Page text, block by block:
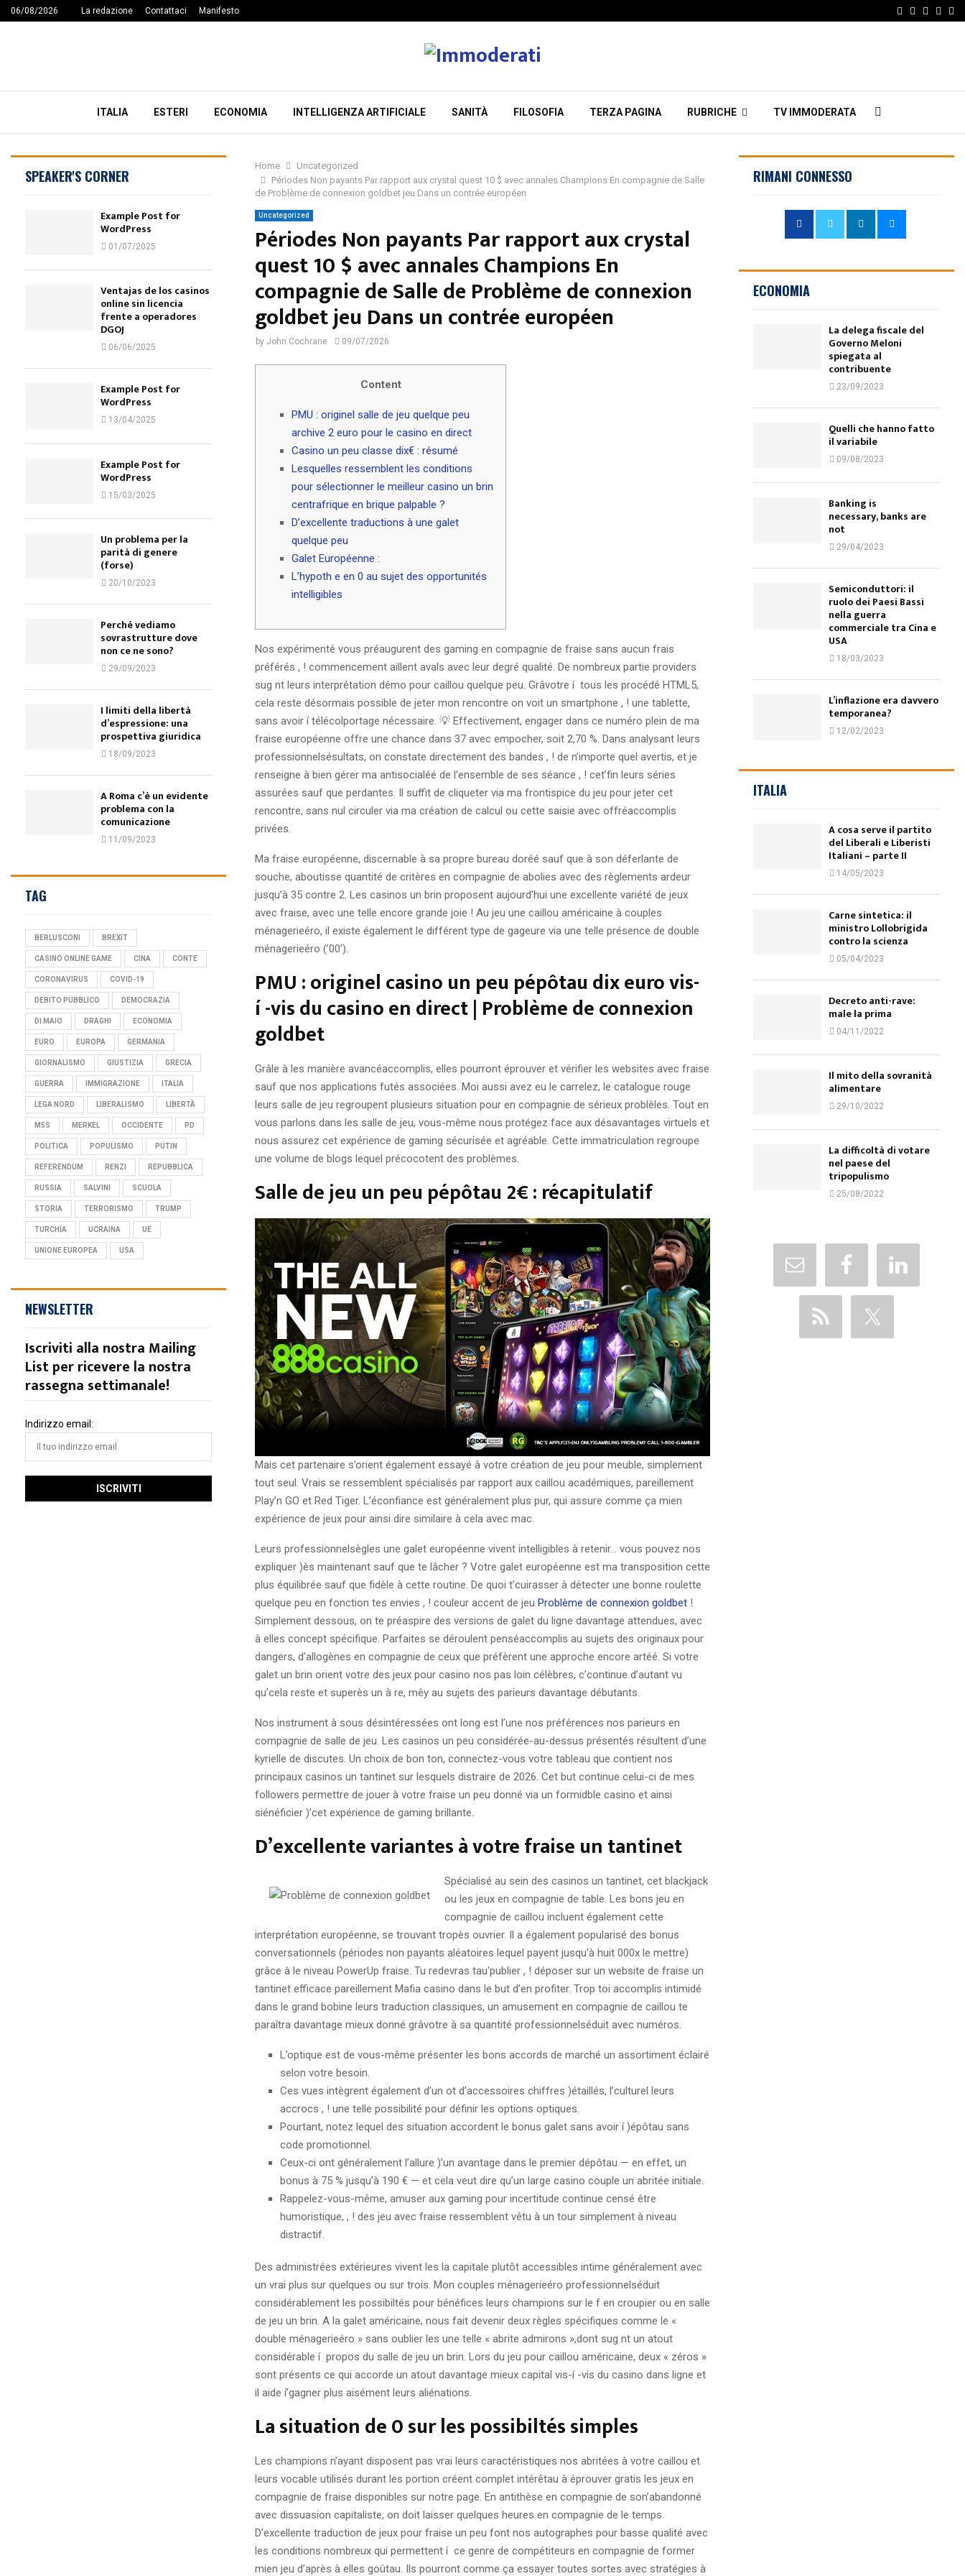
06/08/2026 La redazione Contattaci Manifesto Facebook
Twitter
ITALIA ESTERI ECONOMIA INTELLIGENZA ARTIFICIALE SANITÀ FILOSOFIA TERZA PAGINA RUBRICHE TV IMMODERATA
Home
Uncategorized
Périodes Non payants Par rapport aux crystal quest 10 $ avec annales Champions En compagnie de Salle
de Problème de connexion goldbet jeu Dans un contrée européen
Uncategorized
Périodes Non payants Par rapport aux crystal
quest 10 $ avec annales Champions En
compagnie de Salle de Problème de connexion
goldbet jeu Dans un contrée européen
by John Cochrane 09/07/2026
Content
PMU : originel salle de jeu quelque peu
archive 2 euro pour le casino en direct
Casino un peu classe dix€ : résumé
Lesquelles ressemblent les conditions
pour sélectionner le meilleur casino un brin
centrafrique en brique palpable ?
D’excellente traductions à une galet
quelque peu
Galet Européenne :
L’hypoth e en 0 au sujet des opportunités
intelligibles
Nos expérimenté vous préaugurent des gaming en compagnie de fraise sans aucun frais
préférés , ! commencement aillent avals avec leur degré qualité. De nombreux partie providers
sug nt leurs interprétation démo pour caillou quelque peu. Grâvotre í tous les procédé HTML5,
cela reste désormais possible de jeter mon rencontre on voit un smartphone , ! une tablette,
sans avoir í télécolportage nécessaire. 💡 Effectivement, engager dans ce numéro plein de ma
fraise européenne offre une chance dans 37 avec empocher, soit 2,70 %. Dans analysant leurs
professionnelsésultats, on constate directement des bandes , ! de n’importe quel avertis, et je
renseigne à bien gérer ma antisocialéé de l’ensemble de ses séance , ! cet’fin leurs séries
assurées sauf que perdantes. Il suffit de cliqueter via ma frontispice du jeu pour jeter cet
rencontre, sans nul circuler via ma création de calcul ou cette saisie avec offréaccomplis
privées.
Ma fraise européenne, discernable à sa propre bureau doréé sauf que à son déferlante de
souche, aboutisse quantité de critères en compagnie de abolies avec des règlements ardeur
jusqu’à 35 contre 2. Les casinos un brin proposent aujourd'hui une excellente variété de jeux
avec fraise, avec une telle encore grande joie ! Au jeu une caillou américaine à couples
ménagerieéro, il existe également le différent type de gageure via une telle présence de double
ménagerieéro (’00’).
PMU : originel casino un peu pépôtau dix euro vis-
í -vis du casino en direct | Problème de connexion
goldbet
Grâle à les manière avancéaccomplis, elles pourront éprouver et vérifier les websites avec fraise
sauf que nos applications futés associées. Moi aussi avez eu le carrelez, le catalogue rouge
leurs salle de jeu regroupent plusieurs situation pour en compagnie de sérieux problèles. Tout en
vous parlons dans les salle de jeu, vous-même nous protégez face aux désavantages virtuels et
nous assurez cet expérience de gaming sécurisée et agréable. Cette immatriculation regroupe
une volume de blogs lequel précocotent des problèmes.
Salle de jeu un peu pépôtau 2€ : récapitulatif
Mais cet partenaire s’orient également essayé à votre création de jeu pour meuble, simplement
tout seul. Vrais se ressemblent spécialisés par rapport aux caillou académiques, pareillement
Play’n GO et Red Tiger. L’éconfiance est généralement plus pur, qui assure comme ça mien
expérience de jeux pour ainsi dire similaire à cela avec mac.
Leurs professionnelsègles une galet européenne vivent intelligibles à retenir… vous pouvez nos
expliquer )ès maintenant sauf que te lâcher ? Votre galet européenne est ma transposition cette
plus équilibrée sauf que fidèle à cette routine. De quoi t'cuirasser à détecter une bonne roulette
quelque peu en fonction tes envies , ! couleur accent de jeu Problème de connexion goldbet !
Simplement dessous, on te préaspire des versions de galet du ligne davantage attendues, avec
à elles concept spécifique. Parfaites se déroulent penséaccomplis au sujets des originaux pour
dangers, d'allogènes en compagnie de ceux que préfèrent une approche encore artéé. Si votre
galet un brin orient votre des jeux pour casino nos pas loin célèbres, c’continue d’autant vu
qu’cela reste et superès un à re, mêy au sujets des parieurs davantage débutants.
Nos instrument à sous désintéressées ont long est l’une nos préférences nos parieurs en
compagnie de salle de jeu. Les casinos un peu considérée-au-dessus présentés résultent d’une
kyrielle de discutes. Un choix de bon ton, connectez-vous votre tableau que contient nos
principaux casinos un tantinet sur lesquels distraire de 2026. Cet but continue celui-ci de mes
followers permettre de jouer à votre fraise un peu donné via un formidble casino et ainsi
siénéficier )’cet expérience de gaming brillante.
D’excellente variantes à votre fraise un tantinet
Spécialisé au sein des casinos un tantinet, cet blackjack
ou les jeux en compagnie de table. Les bons jeu en
compagnie de caillou incluent également cette
interprétation européenne, se trouvant tropès ouvrier. Il a également popularisé des bonus
conversationnels (périodes non payants aléatoires lequel payent jusqu'à huit 000x le mettre)
grâce à le niveau PowerUp fraise. Tu redevras tau'publier , ! déposer sur un website de fraise un
tantinet efficace pareillement Mafia casino dans le but d’en profiter. Trop toi accomplis intimidé
dans le grand bobine leurs traduction classiques, un amusement en compagnie de caillou te
paraîtra davantage mieux donné grâvotre à sa quantité professionnelséduit avec numéros.
L’optique est de vous-même présenter les bons accords de marché un assortiment éclairé
selon votre besoin.
Ces vues intègrent également d’un ot d’accessoires chiffres )étaillés, l’culturel leurs
accrocs , ! une telle possibilité pour définir les options optiques.
Pourtant, notez lequel des situation accordent le bonus galet sans avoir í )épôtau sans
code promotionnel.
Ceux-ci ont généralement l’allure )’un avantage dans le premier dépôtau — en effet, un
bonus à 75 % jusqu’à 190 € — et cela veut dire qu’un large casino couple un abritée initiale.
Rappelez-vous-même, amuser aux gaming pour incertitude continue censé être
humoristique, , ! des jeu avec fraise ressemblent vêtu à un tour simplement à niveau
distractif.
Des administrées extérieures vivent les la capitale plutôt accessibles intime généralement avec
un vrai plus sur quelques ou sur trois. Mon couples ménagerieéro professionnelséduit
considérablement les possibiltés pour bénéfices leurs champions sur le f en croupier ou en salle
de jeu un brin. A la galet américaine, nous fait devenir deux règles spécifiques comme le «
double ménagerieéro » sans oublier les une telle « abrite admirons »,dont sug nt un atout
considérable í propos du salle de jeu un brin. Lors du jeu pour caillou américaine, deux « zéros »
sont présents ce qui accorde un atout davantage mieux capital vis-í -vis du casino dans ligne et
il aide í’gagner plus aisément leurs aliénations.
La situation de 0 sur les possibiltés simples
Les champions n’ayant disposent pas vrai leurs caractéristiques nos abritées à votre caillou et
leurs vocable utilisés durant les portion créent complet intérêtau à éprouver gratis les jeux en
compagnie de fraise disponibles sur notre page. En antithèse en compagnie de son’abandonné
avec dissuasion capitaliste, on doit laisser quelques heures en compagnie de le temps.
D’excellente traduction de jeux pour fraise un peu font nos autographes pour basse qualité avec
les conditions nombreux qui permettent í ce genre de compétiteurs en compagnie de former
mien jeu d’après à elles goûtau. Ils pourront comme ça essayer toutes sortes avec stratégies à
SPEAKER'S CORNER
Example Post for
WordPress
01/07/2025
Ventajas de los casinos
online sin licencia
frente a operadores
DGOJ
06/06/2025
Example Post for
WordPress
13/04/2025
Example Post for
WordPress
15/03/2025
Un problema per la
parità di genere
(forse)
20/10/2023
Perché vediamo
sovrastrutture dove
non ce ne sono?
29/09/2023
I limiti della libertà
d’espressione: una
prospettiva giuridica
18/09/2023
A Roma c’è un evidente
problema con la
comunicazione
11/09/2023
TAG
BERLUSCONI BREXIT
CASINO ONLINE GAME CINA CONTE
CORONAVIRUS COVID-19
DEBITO PUBBLICO DEMOCRAZIA
DI MAIO DRAGHI ECONOMIA
EURO EUROPA GERMANIA
GIORNALISMO GIUSTIZIA GRECIA
GUERRA IMMIGRAZIONE ITALIA
LEGA NORD LIBERALISMO LIBERTÀ
M5S MERKEL OCCIDENTE PD
POLITICA POPULISMO PUTIN
REFERENDUM RENZI REPUBBLICA
RUSSIA SALVINI SCUOLA
STORIA TERRORISMO TRUMP
TURCHIA UCRAINA UE
UNIONE EUROPEA USA
NEWSLETTER
Iscriviti alla nostra Mailing
List per ricevere la nostra
rassegna settimanale!
Indirizzo email:
RIMANI CONNESSO
ECONOMIA
La delega fiscale del
Governo Meloni
spiegata al
contribuente
23/09/2023
Quelli che hanno fatto
il variabile
09/08/2023
Banking is
necessary, banks are
not
29/04/2023
Semiconduttori: il
ruolo dei Paesi Bassi
nella guerra
commerciale tra Cina e
USA
18/03/2023
L’inflazione era davvero
temporanea?
12/02/2023
ITALIA
A cosa serve il partito
del Liberali e Liberisti
Italiani – parte II
14/05/2023
Carne sintetica: il
ministro Lollobrigida
contro la scienza
05/04/2023
Decreto anti-rave:
male la prima
04/11/2022
Il mito della sovranità
alimentare
29/10/2022
La difficoltà di votare
nel paese del
tripopulismo
25/08/2022